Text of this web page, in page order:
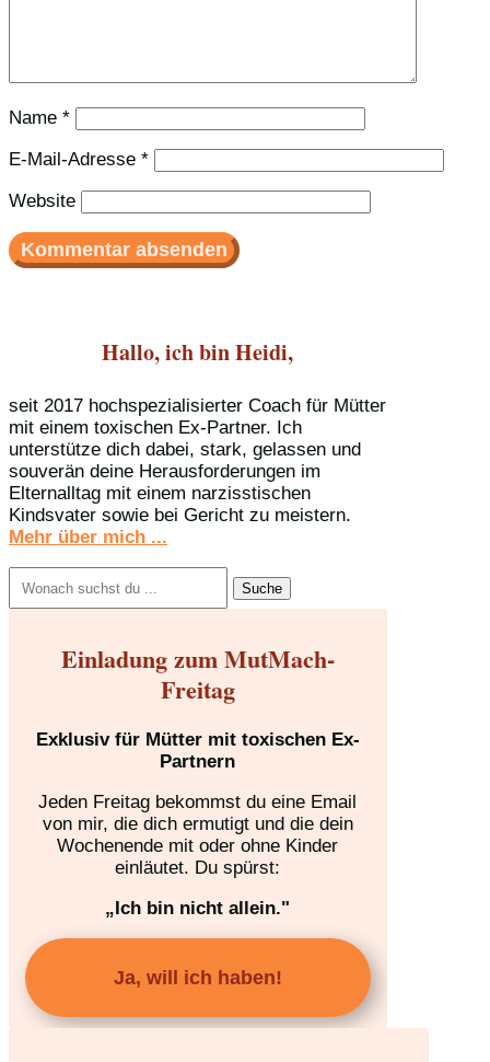
Name *
E-Mail-Adresse *
Website
Hallo, ich bin Heidi,
seit 2017 hochspezialisierter Coach für Mütter
mit einem toxischen Ex-Partner. Ich
unterstütze dich dabei, stark, gelassen und
souverän deine Herausforderungen im
Elternalltag mit einem narzisstischen
Kindsvater sowie bei Gericht zu meistern.
Mehr über mich ...
nach:
Einladung zum MutMach-
Freitag
Exklusiv für Mütter mit toxischen Ex-
Partnern
Jeden Freitag bekommst du eine Email
von mir, die dich ermutigt und die dein
Wochenende mit oder ohne Kinder
einläutet. Du spürst:
„Ich bin nicht allein."
Ja, will ich haben!